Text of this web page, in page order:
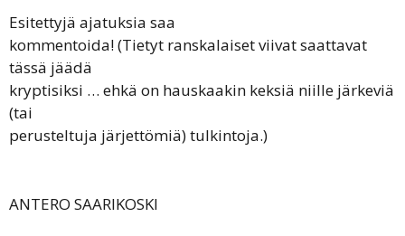
Esitettyjä ajatuksia saa
kommentoida! (Tietyt ranskalaiset viivat saattavat
tässä jäädä
kryptisiksi … ehkä on hauskaakin keksiä niille järkeviä
(tai
perusteltuja järjettömiä) tulkintoja.)
ANTERO SAARIKOSKI